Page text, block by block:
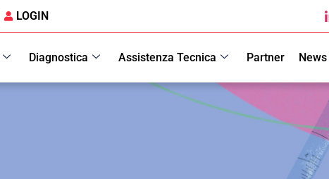
LOGIN
Diagnostica Assistenza Tecnica Partner News